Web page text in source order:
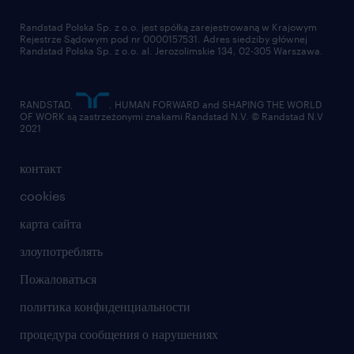
отправить резюме
контакт
cookies
карта сайта
злоупотреблять
Пожаловаться
политика конфиденциальности
процедура сообщения о нарушениях
Randstad Polska Sp. z o.o. jest spółką zarejestrowaną w Krajowym
Rejestrze Sądowym pod nr 0000157531. Adres siedziby głównej
Randstad Polska Sp. z o.o. al. Jerozolimskie 134, 02-305 Warszawa.
RANDSTAD,
, HUMAN FORWARD and SHAPING THE WORLD
OF WORK są zastrzeżonymi znakami Randstad N.V. © Randstad N.V
2021